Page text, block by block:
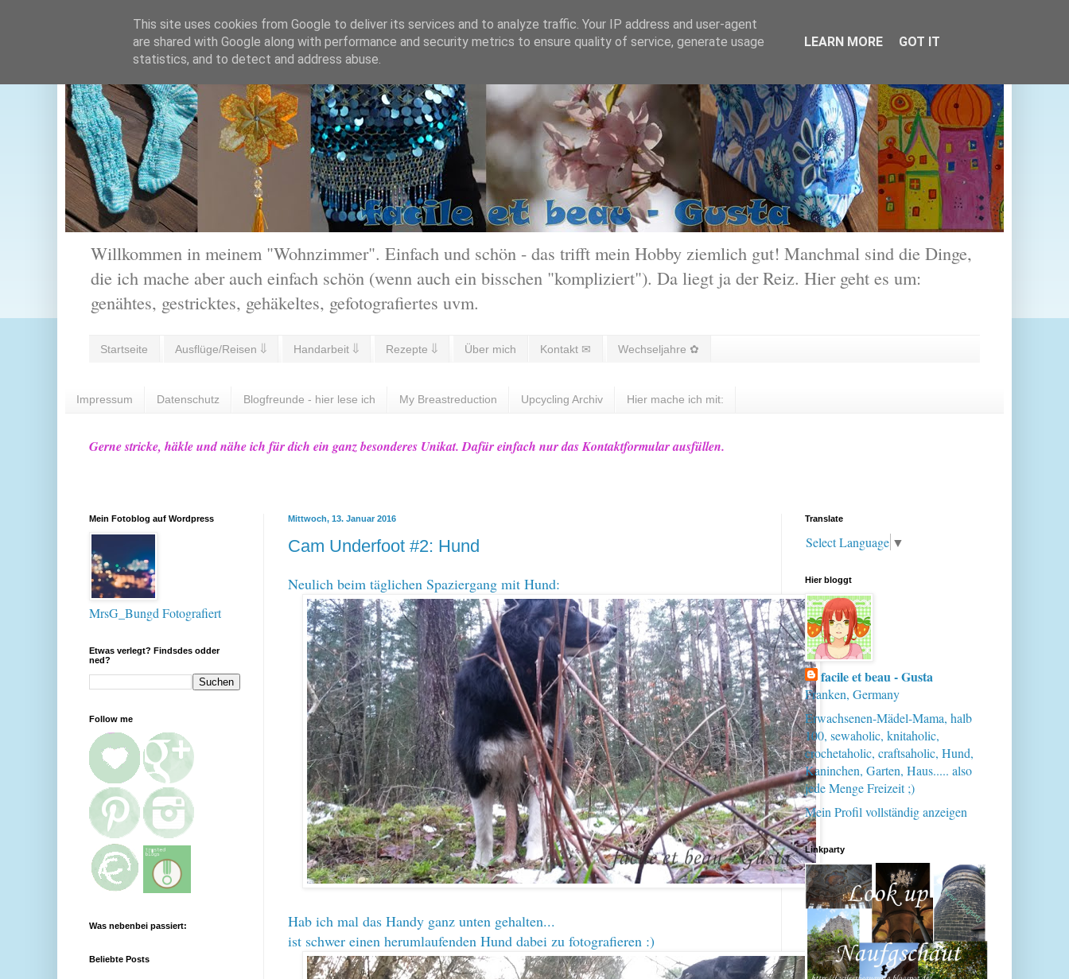
Willkommen in meinem "Wohnzimmer". Einfach und schön - das trifft mein Hobby ziemlich gut! Manchmal sind die Dinge,
die ich mache aber auch einfach schön (wenn auch ein bisschen "kompliziert"). Da liegt ja der Reiz. Hier geht es um:
genähtes, gestricktes, gehäkeltes, gefotografiertes uvm.
Startseite Ausflüge/Reisen ⇓ Handarbeit ⇓ Rezepte ⇓ Über mich Kontakt ✉ Wechseljahre ✿
Impressum Datenschutz Blogfreunde - hier lese ich My Breastreduction Upcycling Archiv Hier mache ich mit:
Gerne stricke, häkle und nähe ich für dich ein ganz besonderes Unikat. Dafür einfach nur das Kontaktformular ausfüllen.
Mittwoch, 13. Januar 2016
Cam Underfoot #2: Hund
Neulich beim täglichen Spaziergang mit Hund:
Hab ich mal das Handy ganz unten gehalten...
ist schwer einen herumlaufenden Hund dabei zu fotografieren :)
Mein Fotoblog auf Wordpress
MrsG_Bungd Fotografiert
Etwas verlegt? Findsdes odder
ned?
Follow me
Was nebenbei passiert:
Beliebte Posts
Translate
Select Language ▼
Hier bloggt
facile et beau - Gusta
Franken, Germany
Erwachsenen-Mädel-Mama, halb
100, sewaholic, knitaholic,
crochetaholic, craftsaholic, Hund,
Kaninchen, Garten, Haus..... also
jede Menge Freizeit ;)
Mein Profil vollständig anzeigen
Linkparty
This site uses cookies from Google to deliver its services and to analyze traffic. Your IP address and user-agent
are shared with Google along with performance and security metrics to ensure quality of service, generate usage
statistics, and to detect and address abuse.
LEARN MORE GOT IT